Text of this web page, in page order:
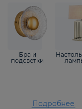
Бра и
подсветки
Подробнее